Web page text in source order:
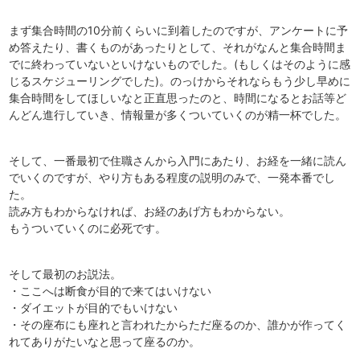
まず集合時間の10分前くらいに到着したのですが、アンケートに予
め答えたり、書くものがあったりとして、それがなんと集合時間ま
でに終わっていないといけないものでした。(もしくはそのように感
じるスケジューリングでした)。のっけからそれならもう少し早めに
集合時間をしてほしいなと正直思ったのと、時間になるとお話等ど
んどん進行していき、情報量が多くついていくのが精一杯でした。
そして、一番最初で住職さんから入門にあたり、お経を一緒に読ん
でいくのですが、やり方もある程度の説明のみで、一発本番でし
た。
読み方もわからなければ、お経のあげ方もわからない。
もうついていくのに必死です。
そして最初のお説法。
・ここへは断食が目的で来てはいけない
・ダイエットが目的でもいけない
・その座布にも座れと言われたからただ座るのか、誰かが作ってく
れてありがたいなと思って座るのか。